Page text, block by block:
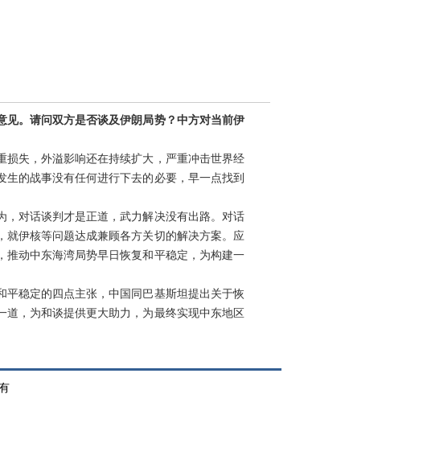
见。请问双方是否谈及伊朗局势？中方对当前伊
失，外溢影响还在持续扩大，严重冲击世界经
的战事没有任何进行下去的必要，早一点找到
对话谈判才是正道，武力解决没有出路。对话
伊核等问题达成兼顾各方关切的解决方案。应
动中东海湾局势早日恢复和平稳定，为构建一
稳定的四点主张，中国同巴基斯坦提出关于恢
，为和谈提供更大助力，为最终实现中东地区